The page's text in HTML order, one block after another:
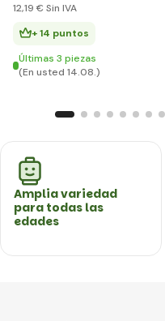
12,19 € Sin IVA
+ 14 puntos
Últimas 3 piezas
(En usted 14.08.)
Amplia variedad
para todas las
edades